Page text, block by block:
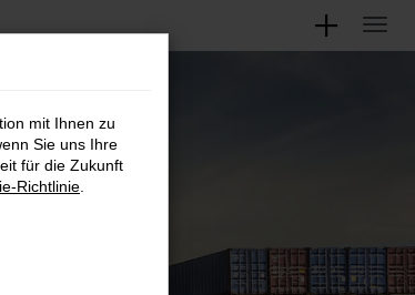
mit Ihnen zu
Sie uns Ihre
für die Zukunft
Richtlinie